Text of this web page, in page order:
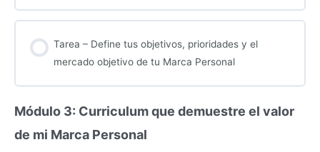
Tarea – Define tus objetivos, prioridades y el
mercado objetivo de tu Marca Personal
Módulo 3: Curriculum que demuestre el valor
de mi Marca Personal